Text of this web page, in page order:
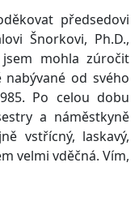
předsedovi
Šnorkovi, Ph.D.,
mohla zúročit
od svého
Po celou dobu
a náměstkyně
vstřícný, laskavý,
velmi vděčná. Vím,